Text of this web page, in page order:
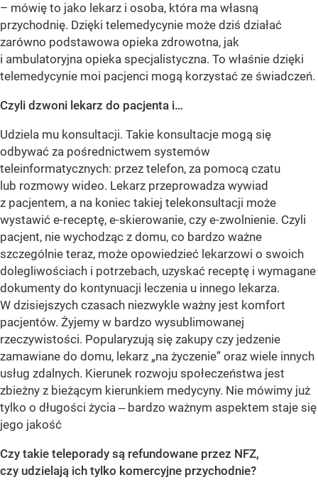
– mówię to jako lekarz i osoba, która ma własną
przychodnię. Dzięki telemedycynie może dziś działać
zarówno podstawowa opieka zdrowotna, jak
i ambulatoryjna opieka specjalistyczna. To właśnie dzięki
telemedycynie moi pacjenci mogą korzystać ze świadczeń.
Czyli dzwoni lekarz do pacjenta i…
Udziela mu konsultacji. Takie konsultacje mogą się
odbywać za pośrednictwem systemów
teleinformatycznych: przez telefon, za pomocą czatu
lub rozmowy wideo. Lekarz przeprowadza wywiad
z pacjentem, a na koniec takiej telekonsultacji może
wystawić e-receptę, e-skierowanie, czy e-zwolnienie. Czyli
pacjent, nie wychodząc z domu, co bardzo ważne
szczególnie teraz, może opowiedzieć lekarzowi o swoich
dolegliwościach i potrzebach, uzyskać receptę i wymagane
dokumenty do kontynuacji leczenia u innego lekarza.
W dzisiejszych czasach niezwykle ważny jest komfort
pacjentów. Żyjemy w bardzo wysublimowanej
rzeczywistości. Popularyzują się zakupy czy jedzenie
zamawiane do domu, lekarz „na życzenie” oraz wiele innych
usług zdalnych. Kierunek rozwoju społeczeństwa jest
zbieżny z bieżącym kierunkiem medycyny. Nie mówimy już
tylko o długości życia ‒ bardzo ważnym aspektem staje się
jego jakość
Czy takie teleporady są refundowane przez NFZ,
czy udzielają ich tylko komercyjne przychodnie?